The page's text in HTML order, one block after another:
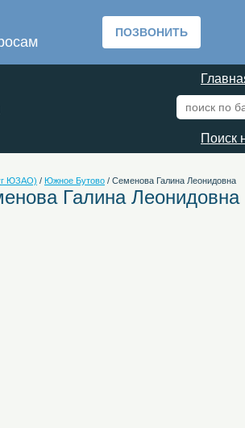
Поиск
ЮЗАО) / Южное Бутово / Семенова Галина Леонидовна
Галина Леонидовна